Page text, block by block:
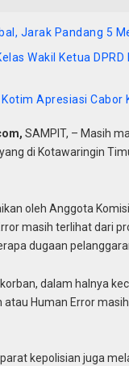
Jarak Pandang 5
Wakil Ketua
Kotim Apresiasi
SAMPIT, – Masih
di Kotawaringin
oleh Anggota
masih terlihat dari
dugaan
dalam halnya
atau Human Error
kepolisian juga